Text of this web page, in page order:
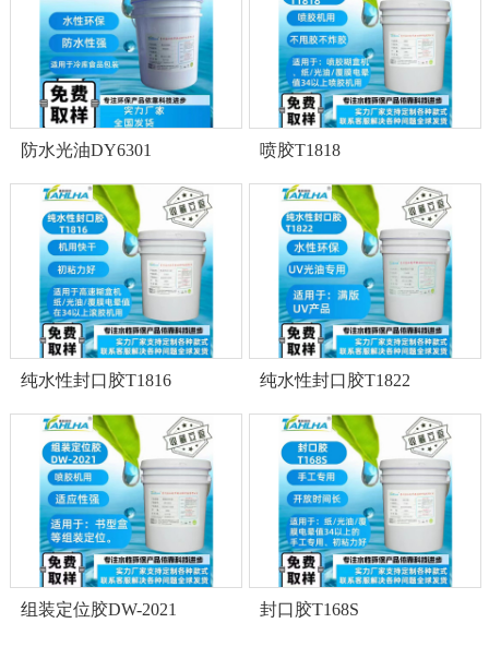
防水光油DY6301 喷胶T1818
纯水性封口胶T1816 纯水性封口胶T1822
组装定位胶DW-2021 封口胶T168S